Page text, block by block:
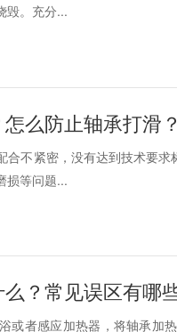
毁。充分...
么防止轴承打滑？
不紧密，没有达到技术要求
损等问题...
？常见误区有哪
或者感应加热器，将轴承加